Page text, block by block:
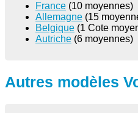
France (10 moyennes)
Allemagne (15
Belgique (1 Cote
Autriche (6 moyennes)
Autres modèles